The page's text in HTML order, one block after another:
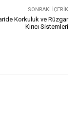
SONRAKI İÇERIK
Korkuluk ve Rüzgar
Kırıcı Sistemleri